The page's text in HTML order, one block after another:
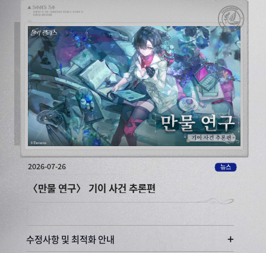
2026-07-22
〈만물 연구〉 전투편
뉴스
수정사항 및 최적화 안내 +